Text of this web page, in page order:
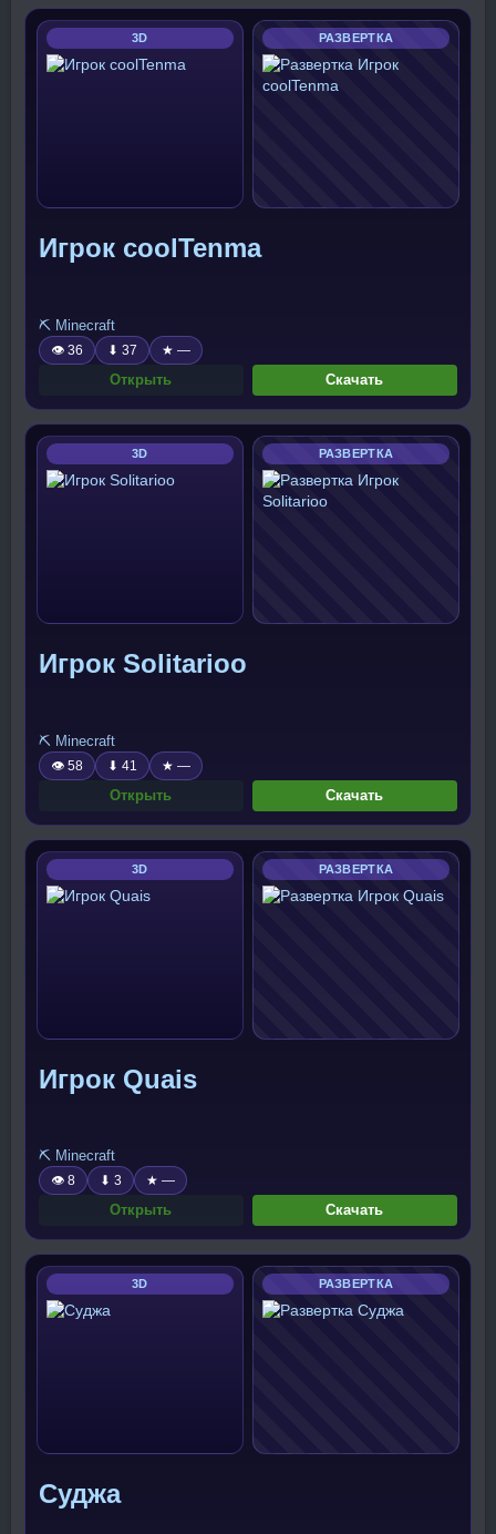
3D РАЗВЕРТКА
Игрок coolTenma
⛏️ Minecraft
👁 36 ⬇ 37 ★ —
Открыть Скачать
3D РАЗВЕРТКА
Игрок Solitarioo
⛏️ Minecraft
👁 58 ⬇ 41 ★ —
Открыть Скачать
3D РАЗВЕРТКА
Игрок Quais
⛏️ Minecraft
👁 8 ⬇ 3 ★ —
Открыть Скачать
3D РАЗВЕРТКА
Суджа